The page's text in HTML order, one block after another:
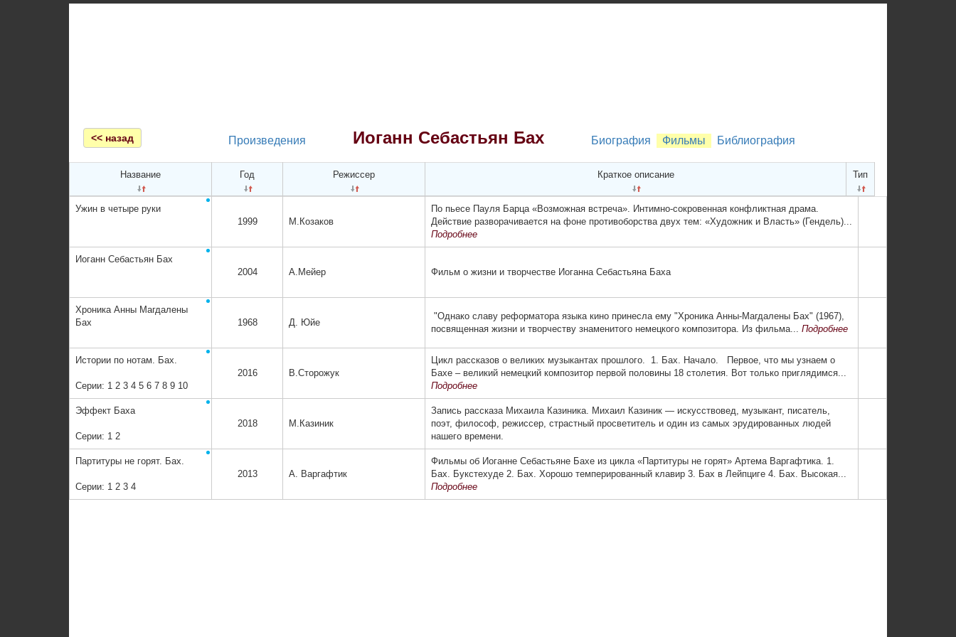
<< назад Произведения Иоганн Себастьян Бах Биография Фильмы Библиография
Название Год Режиссер Краткое описание Тип
Ужин в четыре руки
1999
М.Козаков
По пьесе Пауля Барца «Возможная встреча». Интимно-сокровенная конфликтная драма.
Действие разворачивается на фоне противоборства двух тем: «Художник и Власть» (Гендель)...
Подробнее
Иоганн Себастьян Бах
2004
А.Мейер Фильм о жизни и творчестве Иоганна Себастьяна Баха
Хроника Анны Магдалены
Бах
1968 Д. Юйе
"Однако славу рефор­матора языка кино принесла ему "Хроника Анны-Магдалены Бах" (1967),
посвященная жизни и твор­честву знаменитого немецкого ком­позитора. Из фильма... Подробнее
Истории по нотам. Бах.
Серии: 1 2 3 4 5 6 7 8 9 10
2016 В.Сторожук
Цикл рассказов о великих музыкантах прошлого. 1. Бах. Начало. Первое, что мы узнаем о
Бахе – великий немецкий композитор первой половины 18 столетия. Вот только приглядимся...
Подробнее
Эффект Баха
Серии: 1 2
2018 М.Казиник
Запись рассказа Михаила Казиника. Михаил Казиник — искусствовед, музыкант, писатель,
поэт, философ, режиссер, страстный просветитель и один из самых эрудированных людей
нашего времени.
Партитуры не горят. Бах.
Серии: 1 2 3 4
2013 А. Варгафтик
Фильмы об Иоганне Себастьяне Бахе из цикла «Партитуры не горят» Артема Варгафтика. 1.
Бах. Букстехуде 2. Бах. Хорошо темперированный клавир 3. Бах в Лейпциге 4. Бах. Высокая...
Подробнее